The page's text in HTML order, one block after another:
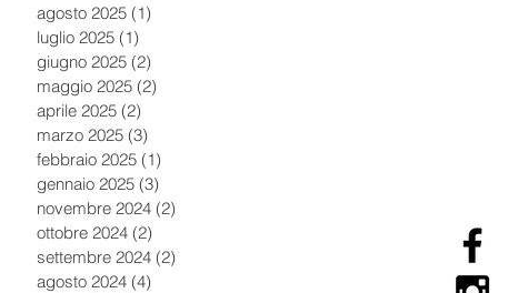
agosto 2025 (1)
luglio 2025 (1)
giugno 2025 (2)
maggio 2025 (2)
aprile 2025 (2)
marzo 2025 (3)
febbraio 2025 (1)
gennaio 2025 (3)
novembre 2024 (2)
ottobre 2024 (2)
settembre 2024 (2)
agosto 2024 (4)